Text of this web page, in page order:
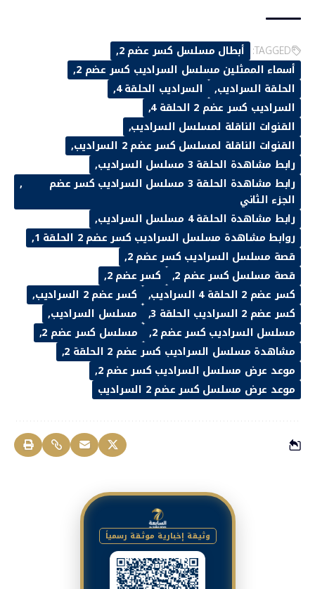
TAGGED: أبطال مسلسل كسر عضم 2
أسماء الممثلين مسلسل السراديب كسر عضم 2
الحلقة السراديب
السراديب الحلقة 4
السراديب كسر عضم 2 الحلقة 4
القنوات الناقلة لمسلسل السراديب
القنوات الناقلة لمسلسل كسر عضم 2 السراديب
رابط مشاهدة الحلقة 3 مسلسل السراديب
رابط مشاهدة الحلقة 3 مسلسل السراديب كسر عضم
الجزء الثاني
رابط مشاهدة الحلقة 4 مسلسل السراديب
روابط مشاهدة مسلسل السراديب كسر عضم 2 الحلقة 1
قصة مسلسل السراديب كسر عضم 2
قصة مسلسل كسر عضم 2
كسر عضم 2
كسر عضم 2 الحلقة 4 السراديب
كسر عضم 2 السراديب
كسر عضم 2 السراديب الحلقة 3
مسلسل السراديب
مسلسل السراديب كسر عضم 2
مسلسل كسر عضم 2
مشاهدة مسلسل السراديب كسر عضم 2 الحلقة 2
موعد عرض مسلسل السراديب كسر عضم 2
موعد عرض مسلسل كسر عضم 2 السراديب
وثيقة إخبارية موثقة رسمياً